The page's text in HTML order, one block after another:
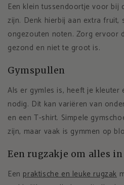
Een klein tussendoortje voor bij
zijn. Denk hierbij aan extra fruit,
ongezouten noten. Zorg ervoor
gezond en niet te groot is.
Gymspullen
Als er gymles is, heeft je kleuter
nodig. Dit kan variëren van
en een T-shirt. Simpele
zijn, maar vaak is gymmen op
Een rugzakje om alles
Een praktische en leuke rugzak